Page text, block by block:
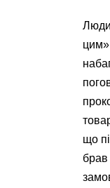
Люди
що
брав